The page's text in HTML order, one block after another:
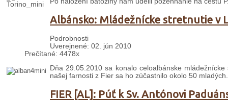
Albánsko: Mládežnícke stretnutie v
Podrobnosti
Uverejnené: 02. jún 2010
Prečítané: 4478x
Dňa 29.05.2010 sa konalo celoalbánske
našej farnosti z Fier sa ho zúčastnilo okolo 50 mladých.
FIER [AL]: Púť k Sv. Antónovi